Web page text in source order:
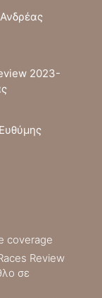
2023-
coverage
Review
σε